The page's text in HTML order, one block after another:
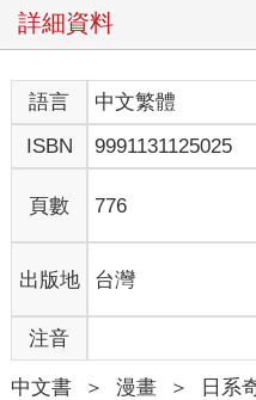
詳細資料
語言 中文繁體
ISBN
9991131125025
頁數 776
出版地 台灣
注音
中文書 ＞ 漫畫 ＞ 日系